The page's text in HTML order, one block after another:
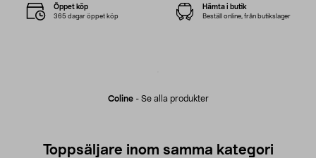
Coline- Se alla produkter
Öppet köp
365 dagar öppet köp
Hämta i butik
Beställ online, från butikslager
Toppsäljare inom samma kategori